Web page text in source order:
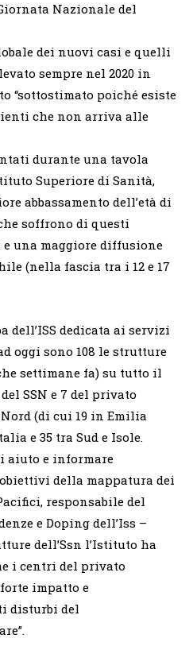
Nazionale del
dei nuovi casi e quelli
sempre nel 2020 in
“sottostimato poiché esiste
che non arriva alle
durante una tavola
Superiore di Sanità,
abbassamento dell’età di
soffrono di questi
una maggiore diffusione
(nella fascia tra i 12 e 17
dell’ISS dedicata ai servizi
oggi sono 108 le strutture
settimane fa) su tutto il
SSN e 7 del privato
(di cui 19 in Emilia
e 35 tra Sud e Isole.
aiuto e informare
della mappatura dei
responsabile del
e Doping dell’Iss –
dell’Ssn l’Istituto ha
i centri del privato
impatto e
disturbi del